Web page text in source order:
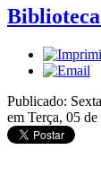
Publicado:
em Terça, 05